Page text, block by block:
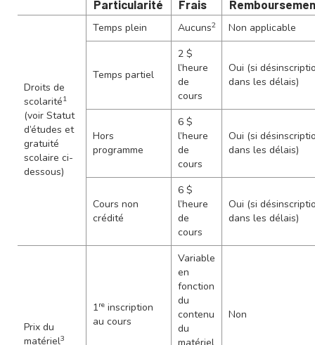
Particularité Frais
Droits de
scolarité1
(voir Statut
d’études et
gratuité
scolaire ci-
dessous)
Temps plein Aucuns2 Non applicable
Temps partiel
2 $
l’heure
de
cours
Oui (si
dans les délais)
Hors
programme
6 $
l’heure
de
cours
Oui (si
dans les délais)
Cours non
crédité
6 $
l’heure
de
cours
Oui (si
dans les délais)
Prix du
matériel3
1reinscription
au cours
Variable
en
fonction
du
contenu
du
Non